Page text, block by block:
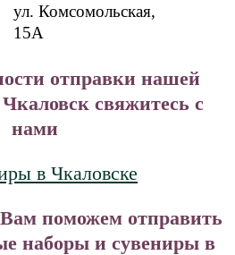
ул. Комсомольская,
15А
отправки нашей
свяжитесь с
нами
поможем отправить
наборы и сувениры в